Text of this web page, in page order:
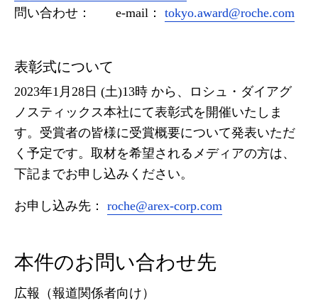
問い合わせ： e-mail：
tokyo.award@roche.com
表彰式について
2023年1月28日 (土)13時 から、ロシュ・ダイアグ
ノスティックス本社にて表彰式を開催いたしま
す。受賞者の皆様に受賞概要について発表いただ
く予定です。取材を希望されるメディアの方は、
下記までお申し込みください。
お申し込み先： roche@arex-corp.com
本件のお問い合わせ先
広報（報道関係者向け）